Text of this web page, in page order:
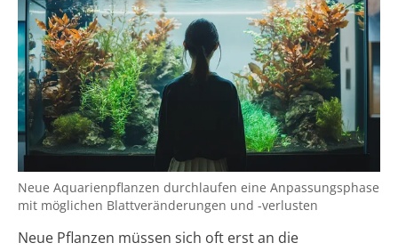
Neue Aquarienpflanzen durchlaufen eine Anpassungsphase
mit möglichen Blattveränderungen und -verlusten
Neue Pflanzen müssen sich oft erst an die